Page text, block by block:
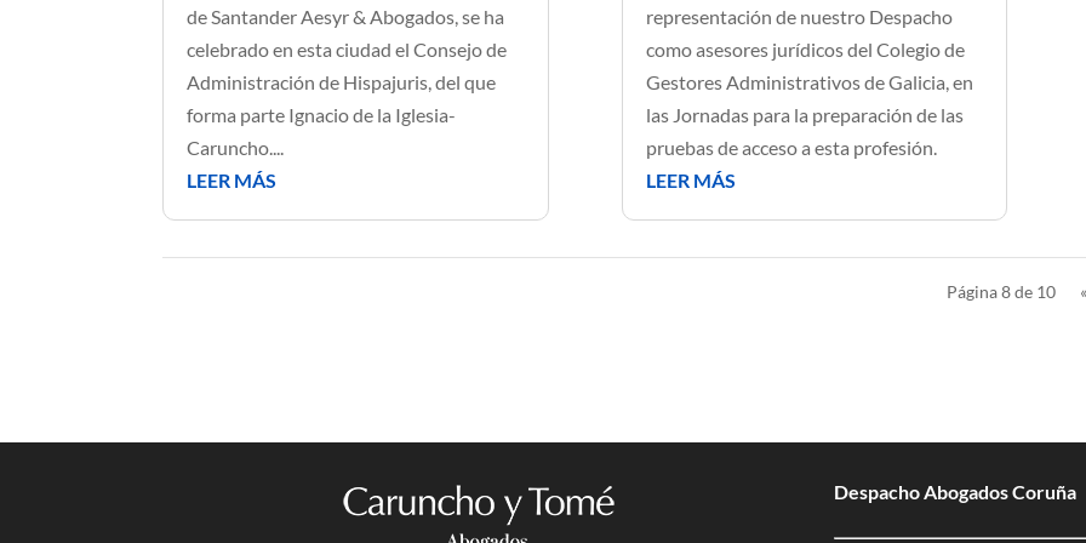
de Santander Aesyr & Abogados, se ha
celebrado en esta ciudad el Consejo de
Administración de Hispajuris, del que
forma parte Ignacio de la Iglesia-
Caruncho....
LEER MÁS
representación de nuestro Despacho
como asesores jurídicos del Colegio de
Gestores Administrativos de Galicia, en
las Jornadas para la preparación de las
pruebas de acceso a esta profesión.
LEER MÁS
Página 8 de 10
Despacho Abogados Coruña